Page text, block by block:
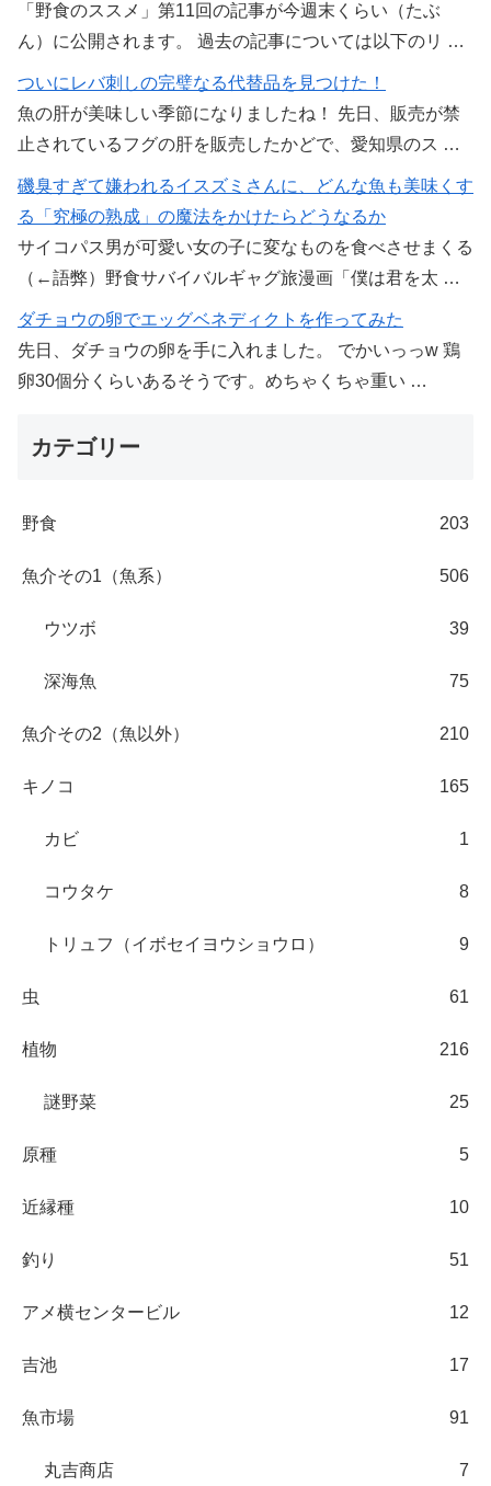
「野食のススメ」第11回の記事が今週末くらい（たぶ
ん）に公開されます。 過去の記事については以下のリ …
ついにレバ刺しの完璧なる代替品を見つけた！
魚の肝が美味しい季節になりましたね！ 先日、販売が禁
止されているフグの肝を販売したかどで、愛知県のス …
磯臭すぎて嫌われるイスズミさんに、どんな魚も美味くす
る「究極の熟成」の魔法をかけたらどうなるか
サイコパス男が可愛い女の子に変なものを食べさせまくる
（←語弊）野食サバイバルギャグ旅漫画「僕は君を太 …
ダチョウの卵でエッグベネディクトを作ってみた
先日、ダチョウの卵を手に入れました。 でかいっっw 鶏
卵30個分くらいあるそうです。めちゃくちゃ重い …
カテゴリー
野食 203
魚介その1（魚系） 506
ウツボ 39
深海魚 75
魚介その2（魚以外） 210
キノコ 165
カビ 1
コウタケ 8
トリュフ（イボセイヨウショウロ） 9
虫 61
植物 216
謎野菜 25
原種 5
近縁種 10
釣り 51
アメ横センタービル 12
吉池 17
魚市場 91
丸吉商店 7